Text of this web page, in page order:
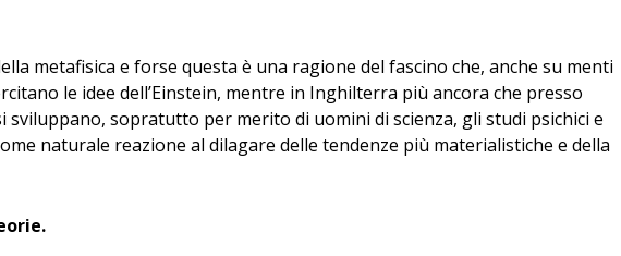
metafisica e forse questa è una ragione del fascino che, anche su menti
le idee dell’Einstein, mentre in Inghilterra più ancora che presso
sviluppano, sopratutto per merito di uomini di scienza, gli studi psichici e
naturale reazione al dilagare delle tendenze più materialistiche e della